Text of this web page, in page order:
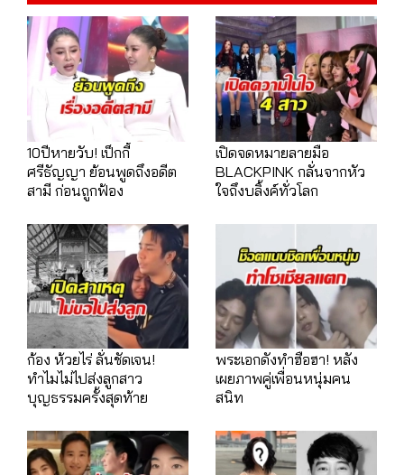
10ปีหายวับ! เป็กกี้
ศรีธัญญา ย้อนพูดถึงอดีต
สามี ก่อนถูกฟ้อง
เปิดจดหมายลายมือ
BLACKPINK กลั่นจากหัว
ใจถึงบลิ้งค์ทั่วโลก
ก้อง ห้วยไร่ ลั่นชัดเจน!
ทำไมไม่ไปส่งลูกสาว
บุญธรรมครั้งสุดท้าย
พระเอกดังทำฮือฮา! หลัง
เผยภาพคู่เพื่อนหนุ่มคน
สนิท